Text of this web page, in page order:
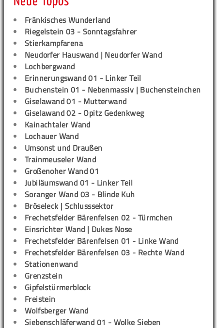
Fränkisches Wunderland
Riegelstein 03 - Sonntagsfahrer
Stierkampfarena
Neudorfer Hauswand | Neudorfer Wand
Lochbergwand
Erinnerungswand 01 - Linker Teil
Buchenstein 01 - Nebenmassiv | Buchensteinchen
Giselawand 01 - Mutterwand
Giselawand 02 - Opitz Gedenkweg
Kainachtaler Wand
Lochauer Wand
Umsonst und Draußen
Trainmeuseler Wand
Großenoher Wand 01
Jubiläumswand 01 - Linker Teil
Soranger Wand 03 - Blinde Kuh
Bröseleck | Schlusssektor
Frechetsfelder Bärenfelsen 02 - Türmchen
Einsrichter Wand | Dukes Nose
Frechetsfelder Bärenfelsen 01 - Linke Wand
Frechetsfelder Bärenfelsen 03 - Rechte Wand
Stationenwand
Grenzstein
Gipfelstürmerblock
Freistein
Wolfsberger Wand
Siebenschläferwand 01 - Wolke Sieben